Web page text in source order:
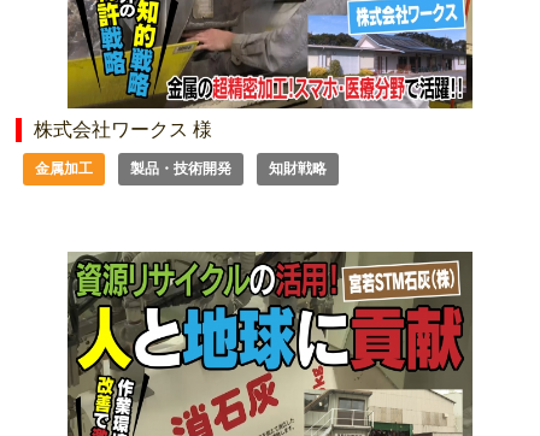
株式会社ワークス 様
金属加工 製品・技術開発 知財戦略